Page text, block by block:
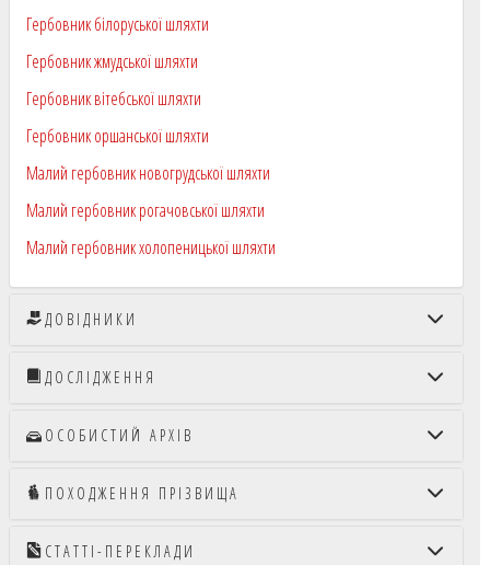
Гербовник білоруської шляхти
Гербовник жмудської шляхти
Гербовник вітебської шляхти
Гербовник оршанської шляхти
Малий гербовник новогрудської шляхти
Малий гербовник рогачовської шляхти
Малий гербовник холопеницької шляхти
ДОВІДНИКИ
ДОСЛІДЖЕННЯ
ОСОБИСТИЙ АРХІВ
ПОХОДЖЕННЯ ПРІЗВИЩА
СТАТТІ-ПЕРЕКЛАДИ